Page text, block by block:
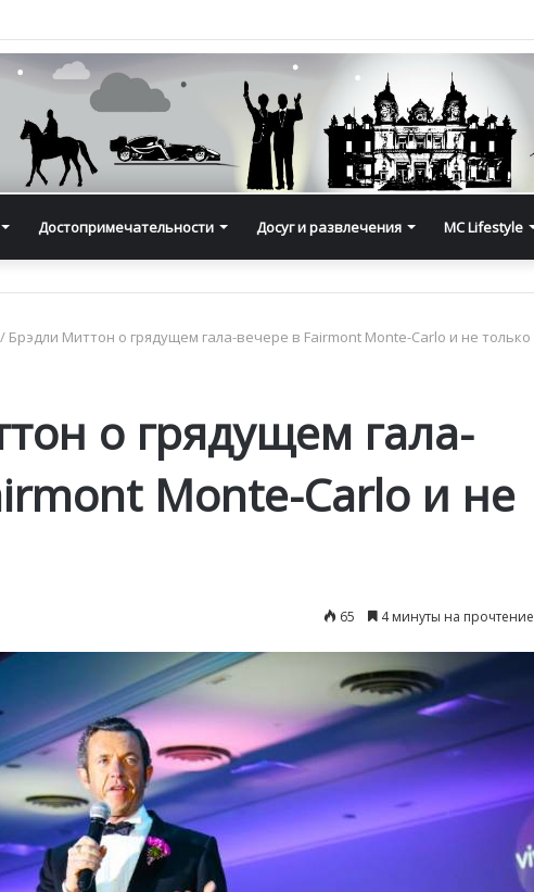
Достопримечательности Досуг и развлечения MC Lifestyle
/ Брэдли Миттон о грядущем гала-вечере в Fairmont Monte-Carlo и не только
о грядущем гала-
Monte-Carlo и не
65 4 минуты на прочтение